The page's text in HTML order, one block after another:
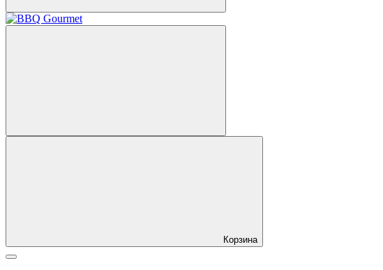
Корзина